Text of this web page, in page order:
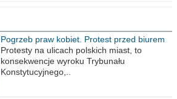
Pogrzeb praw kobiet. Protest przed biurem
poselskim PiS
Protesty na ulicach polskich miast, to
konsekwencje wyroku Trybunału
Konstytucyjnego,..